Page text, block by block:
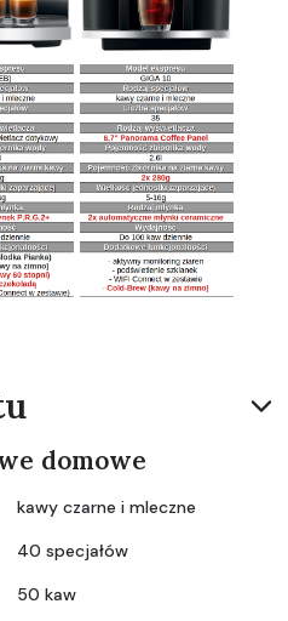
domowe
kawy czarne i mleczne
40 specjałów
50 kaw